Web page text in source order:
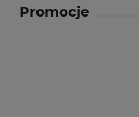
Promocje